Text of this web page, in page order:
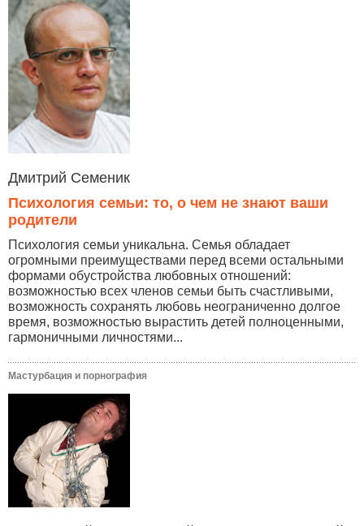
Дмитрий Семеник
Психология семьи: то, о чем не знают ваши
родители
Психология семьи уникальна. Семья обладает
огромными преимуществами перед всеми остальными
формами обустройства любовных отношений:
возможностью всех членов семьи быть счастливыми,
возможность сохранять любовь неограниченно долгое
время, возможностью вырастить детей полноценными,
гармоничными личностями...
Мастурбация и порнография